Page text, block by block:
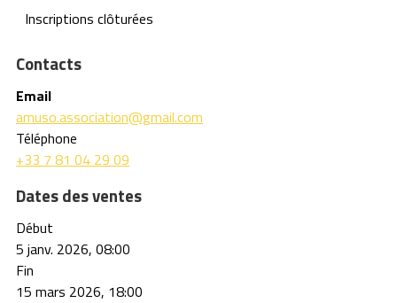
Inscriptions clôturées
Contacts
Email
amuso.association@gmail.com
Téléphone
+33 7 81 04 29 09
Dates des ventes
Début
5 janv. 2026, 08:00
Fin
15 mars 2026, 18:00